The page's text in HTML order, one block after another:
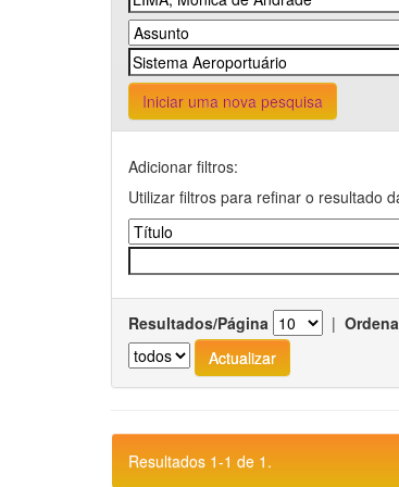
Iniciar uma nova pesquisa
Adicionar filtros:
Utilizar filtros para refinar o resultado
Resultados/Página |
Resultados 1-1 de 1.